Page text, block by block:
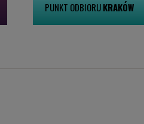
PUNKT ODBIORUKRAKÓW